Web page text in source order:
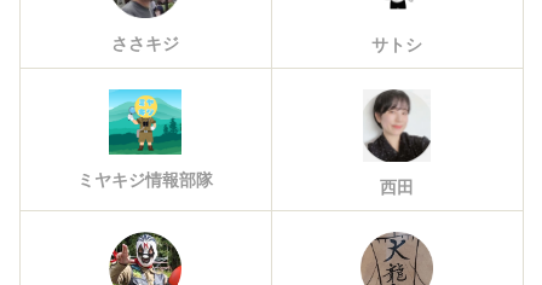
ささキジ サトシ
ミヤキジ情報部隊 西田